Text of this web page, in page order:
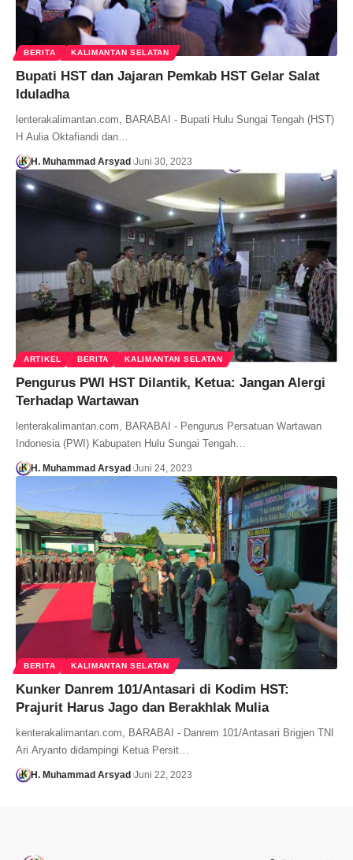
BERITA KALIMANTAN SELATAN
Bupati HST dan Jajaran Pemkab HST Gelar Salat
Iduladha
lenterakalimantan.com, BARABAI - Bupati Hulu Sungai Tengah (HST)
H Aulia Oktafiandi dan…
H. Muhammad Arsyad Juni 30, 2023
ARTIKEL BERITA KALIMANTAN SELATAN
Pengurus PWI HST Dilantik, Ketua: Jangan Alergi
Terhadap Wartawan
lenterakalimantan.com, BARABAI - Pengurus Persatuan Wartawan
Indonesia (PWI) Kabupaten Hulu Sungai Tengah…
H. Muhammad Arsyad Juni 24, 2023
BERITA KALIMANTAN SELATAN
Kunker Danrem 101/Antasari di Kodim HST:
Prajurit Harus Jago dan Berakhlak Mulia
kenterakalimantan.com, BARABAI - Danrem 101/Antasari Brigjen TNI
Ari Aryanto didampingi Ketua Persit…
H. Muhammad Arsyad Juni 22, 2023